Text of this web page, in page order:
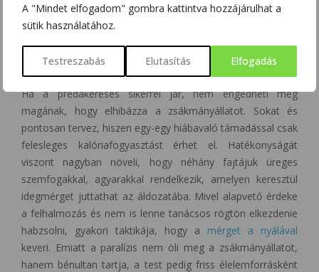
A "Mindet elfogadom" gombra kattintva hozzájárulhat a
sütik használatához.
Testreszabás Elutasítás Elfogadás
Blarina brevicauda, rövidfarkú cickány. Észak-Amerikában honos
fajta. Forrás: Wikiwand
Ha a prédakeresés sikerrel jár, nem engedheti meg
magának, hogy elhibázza a zsákmányállatot. Sokat és
pontosan tervez, hiszen egy-egy hiábavaló támadással csak
felesleges kalóriafogyasztást érhet el. Hatékonyságát
viszont nagyban növeli, hogy néhány fajtájuk üreges
szemfogakkal, agyarakkal rendelkezik, amelyen keresztül
idegmérget juttathat az áldozatába. Mivel alapvető érdeke
a felhalmozás és nem is lenne tanácsos rögtön elkezdenie
habzsolni, gyakori taktikája, hogy a mérget a nyálával
keveri. Emiatt a paralízis nem öli meg a zsákmányállatot,
hanem bénultan tartja, a test pedig friss élelemforrásként